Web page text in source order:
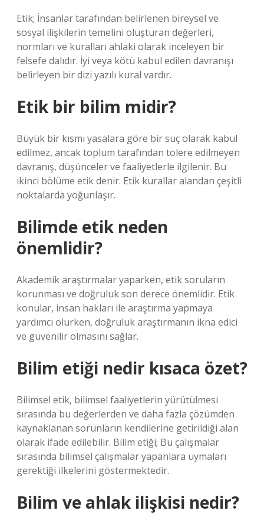
Etik; İnsanlar tarafından belirlenen bireysel ve
sosyal ilişkilerin temelini oluşturan değerleri,
normları ve kuralları ahlaki olarak inceleyen bir
felsefe dalıdır. İyi veya kötü kabul edilen davranışı
belirleyen bir dizi yazılı kural vardır.
Etik bir bilim midir?
Büyük bir kısmı yasalara göre bir suç olarak kabul
edilmez, ancak toplum tarafından tolere edilmeyen
davranış, düşünceler ve faaliyetlerle ilgilenir. Bu
ikinci bölüme etik denir. Etik kurallar alandan çeşitli
noktalarda yoğunlaşır.
Bilimde etik neden
önemlidir?
Akademik araştırmalar yaparken, etik soruların
korunması ve doğruluk son derece önemlidir. Etik
konular, insan hakları ile araştırma yapmaya
yardımcı olurken, doğruluk araştırmanın ikna edici
ve güvenilir olmasını sağlar.
Bilim etiği nedir kısaca özet?
Bilimsel etik, bilimsel faaliyetlerin yürütülmesi
sırasında bu değerlerden ve daha fazla çözümden
kaynaklanan sorunların kendilerine getirildiği alan
olarak ifade edilebilir. Bilim etiği; Bu çalışmalar
sırasında bilimsel çalışmalar yapanlara uymaları
gerektiği ilkelerini göstermektedir.
Bilim ve ahlak ilişkisi nedir?